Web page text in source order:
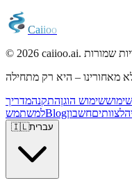
Caiioo
שימוש הוגןהתקנהמדריך
למשתמשBlog לצוותיםחשבון
🇮🇱עברית